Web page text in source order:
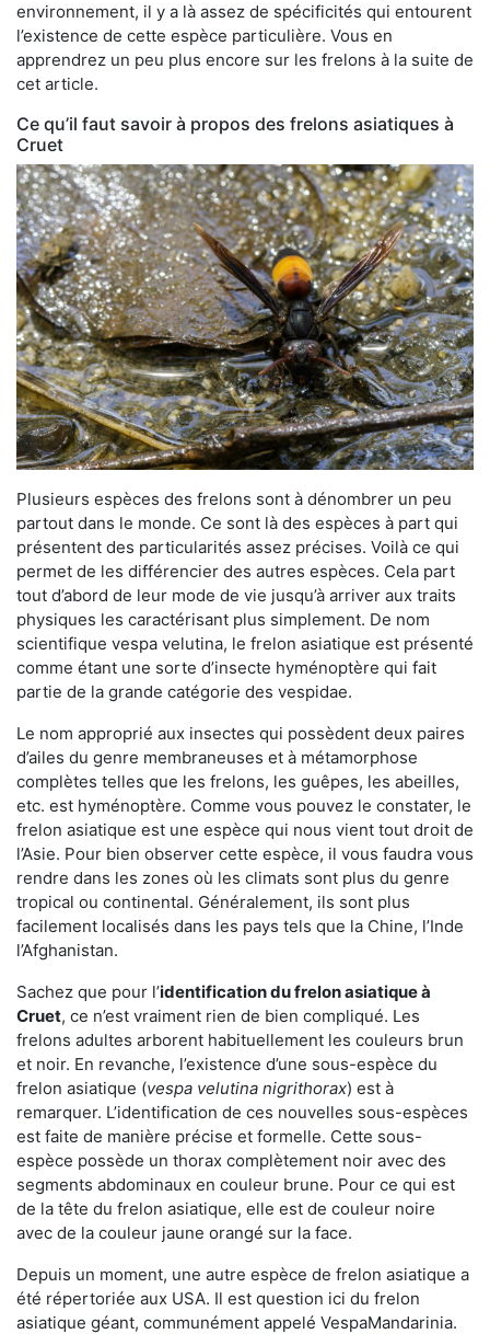
environnement, il y a là assez de spécificités qui entourent
l’existence de cette espèce particulière. Vous en
apprendrez un peu plus encore sur les frelons à la suite de
cet article.
Ce qu’il faut savoir à propos des frelons asiatiques à
Cruet
Plusieurs espèces des frelons sont à dénombrer un peu
partout dans le monde. Ce sont là des espèces à part qui
présentent des particularités assez précises. Voilà ce qui
permet de les différencier des autres espèces. Cela part
tout d’abord de leur mode de vie jusqu’à arriver aux traits
physiques les caractérisant plus simplement. De nom
scientifique vespa velutina, le frelon asiatique est présenté
comme étant une sorte d’insecte hyménoptère qui fait
partie de la grande catégorie des vespidae.
Le nom approprié aux insectes qui possèdent deux paires
d’ailes du genre membraneuses et à métamorphose
complètes telles que les frelons, les guêpes, les abeilles,
etc. est hyménoptère. Comme vous pouvez le constater, le
frelon asiatique est une espèce qui nous vient tout droit de
l’Asie. Pour bien observer cette espèce, il vous faudra vous
rendre dans les zones où les climats sont plus du genre
tropical ou continental. Généralement, ils sont plus
facilement localisés dans les pays tels que la Chine, l’Inde
l’Afghanistan.
Sachez que pour l’identification du frelon asiatiqueà
Cruet, ce n’est vraiment rien de bien compliqué. Les
frelons adultes arborent habituellement les couleurs brun
et noir. En revanche, l’existence d’une sous-espèce du
frelon asiatique (vespa velutina nigrithorax) est à
remarquer. L’identification de ces nouvelles sous-espèces
est faite de manière précise et formelle. Cette sous-
espèce possède un thorax complètement noir avec des
segments abdominaux en couleur brune. Pour ce qui est
de la tête du frelon asiatique, elle est de couleur noire
avec de la couleur jaune orangé sur la face.
Depuis un moment, une autre espèce de frelon asiatique a
été répertoriée aux USA. Il est question ici du frelon
asiatique géant, communément appelé VespaMandarinia.